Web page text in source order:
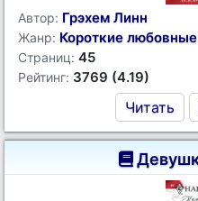
Автор: Грэхем Линн
Жанр: Короткие
Страниц: 45
Рейтинг: 3769 (4.19)
Читать